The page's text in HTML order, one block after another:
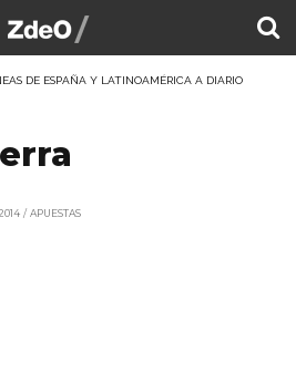
DE ESPAÑA Y LATINOAMÉRICA A DIARIO
APUESTAS